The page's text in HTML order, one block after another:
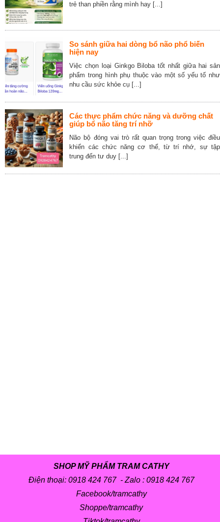
trẻ than phiền rằng mình hay [...]
So sánh giữa hai dòng bổ não phổ biến
hiện nay
Việc chọn loại Ginkgo Biloba tốt nhất giữa hai sản
phẩm trong hình phụ thuộc vào một số yếu tố như
nhu cầu sức khỏe cụ [...]
Các thực phẩm chức năng và dưỡng chất
giúp bổ não tăng trí nhỡ
Não bộ đóng vai trò rất quan trọng trong việc điều
khiển các chức năng cơ thể, từ trí nhớ, sự tập
trung đến tư duy [...]
SHOP MỸ PHẨM TRAM CATHY
Điện thoại: 0918 424 767 - Zalo : 0918 424 767
Facebook/tramcathy
Shoppe/tramcathy